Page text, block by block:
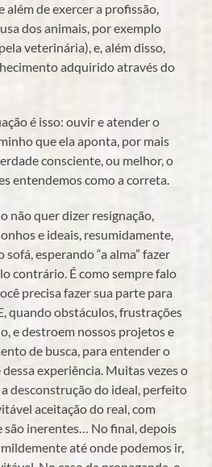
além de exercer a profissão,
dos animais, por exemplo
veterinária), e, além disso,
adquirido através do
é isso: ouvir e atender o
que ela aponta, por mais
consciente, ou melhor, o
entendemos como a correta.
não quer dizer resignação,
e ideais, resumidamente,
esperando “a alma” fazer
contrário. É como sempre falo
precisa fazer sua parte para
quando obstáculos, frustrações
e destroem nossos projetos e
de busca, para entender o
experiência. Muitas vezes o
desconstrução do ideal, perfeito
aceitação do real, com
são inerentes… No final, depois
até onde podemos ir,